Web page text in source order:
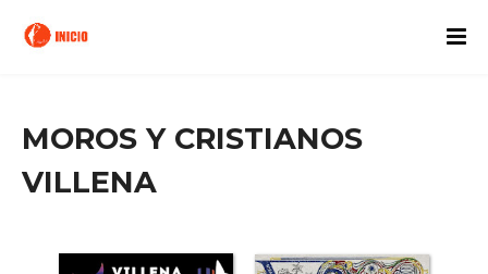
MOROS Y CRISTIANOS
VILLENA